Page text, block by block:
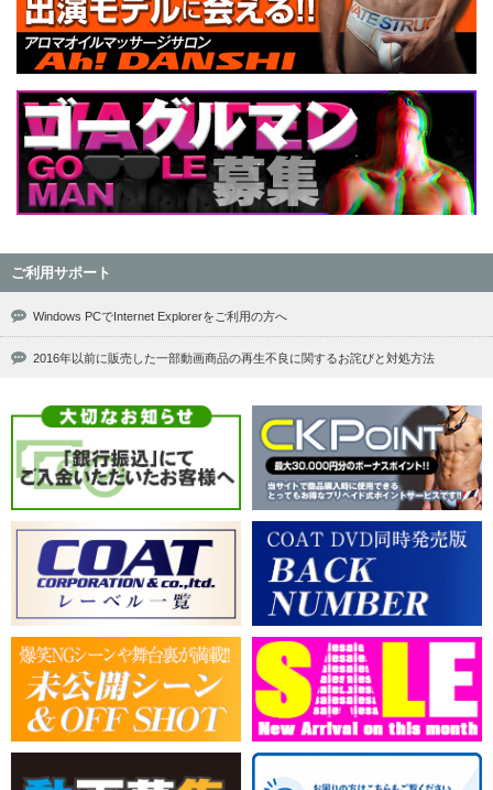
ご利用サポート
Windows PCでInternet Explorerをご利用の方へ
2016年以前に販売した一部動画商品の再生不良に関するお詫びと対処方法